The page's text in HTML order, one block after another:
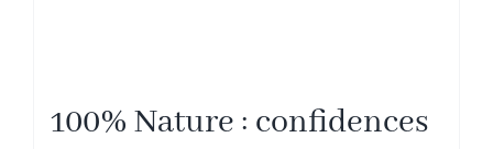
100% Nature : confidences